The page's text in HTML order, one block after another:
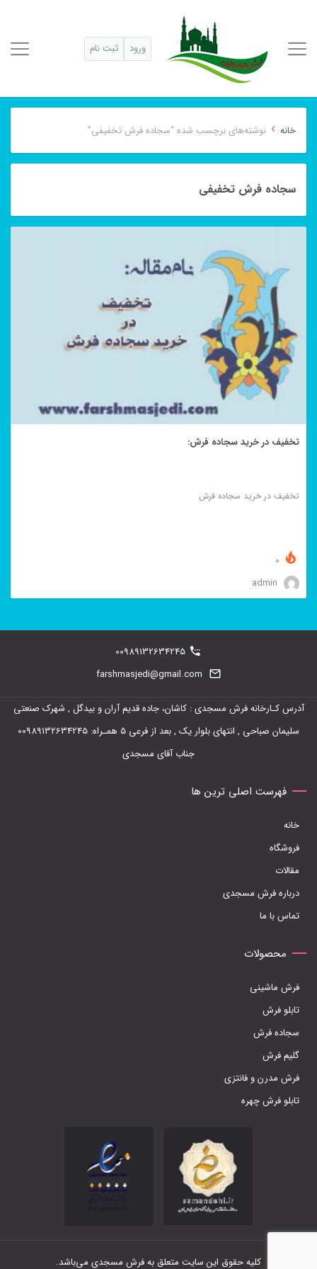
ورود ثبت نام
خانه › نوشته‌های برچسب شده “سجاده فرش تخفیفی”
سجاده فرش تخفیفی
تخفیف در خرید سجاده فرش:
تخفیف در خرید سجاده فرش
admin
00989132634245
farshmasjedi@gmail.com
آدرس کـارخانه فرش مسجدی : کاشان، جاده قدیم آران و بیدگل , شهرک صنعتی
سلیمان صباحی , انتهای بلوار یک , بعد از فرعی 5 همـراه: 00989132634245
جناب آقای مسجدی
فهرست اصلی ترین ها
خانه
فروشگاه
مقالات
درباره فرش مسجدی
تماس با ما
محصولات
فرش ماشینی
تابلو فرش
سجاده فرش
گلیم فرش
فرش مدرن و فانتزی
تابلو فرش چهره
کلیه حقوق این سایت متعلق به فرش مسجدی می‌باشد.